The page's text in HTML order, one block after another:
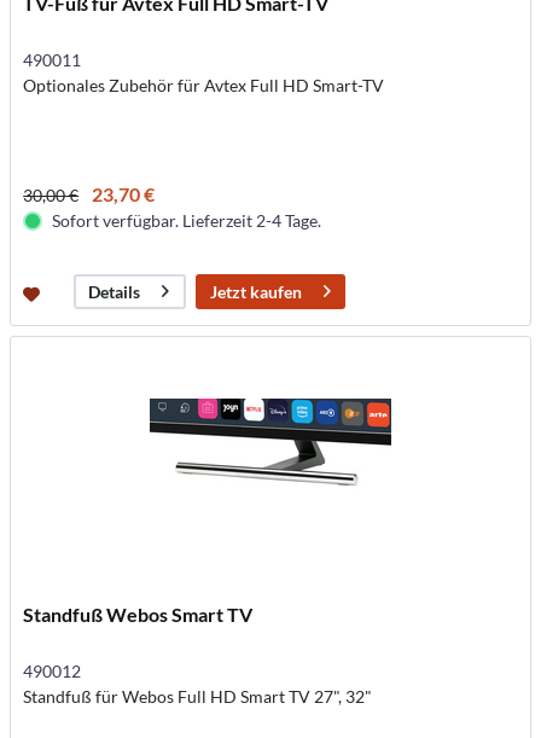
490011
Optionales Zubehör für Avtex Full HD Smart-TV
30,00 € 23,70 €
Sofort verfügbar. Lieferzeit 2-4 Tage.
Details Jetzt kaufen
Standfuß Webos Smart TV
490012
Standfuß für Webos Full HD Smart TV 27", 32"